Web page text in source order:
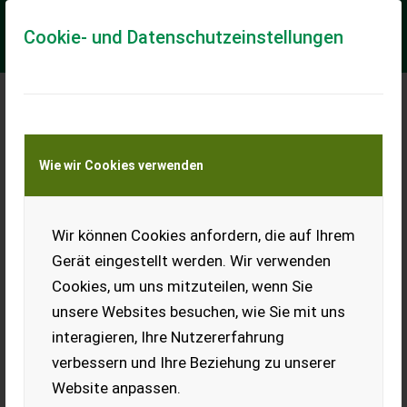
Cookie- und Datenschutzeinstellungen
Wie wir Cookies verwenden
Wir können Cookies anfordern, die auf Ihrem
Gerät eingestellt werden. Wir verwenden
Cookies, um uns mitzuteilen, wenn Sie
unsere Websites besuchen, wie Sie mit uns
interagieren, Ihre Nutzererfahrung
verbessern und Ihre Beziehung zu unserer
Website anpassen.
Meine Transportkostenanfrage
Transport von Land- und Baumaschinen –
KEINE Tiertransporte
Binger-Seilzug EB490P Professional XHD DIR
mit Komfortsteuerung und VITIcontour
Hydr.Laubwandabtastung VITIContour 2 x 150mm - Hubmast
XHD mit hydr. Seitenneigung +/- 2...
EUR 17.731 inkl. 19% MwSt